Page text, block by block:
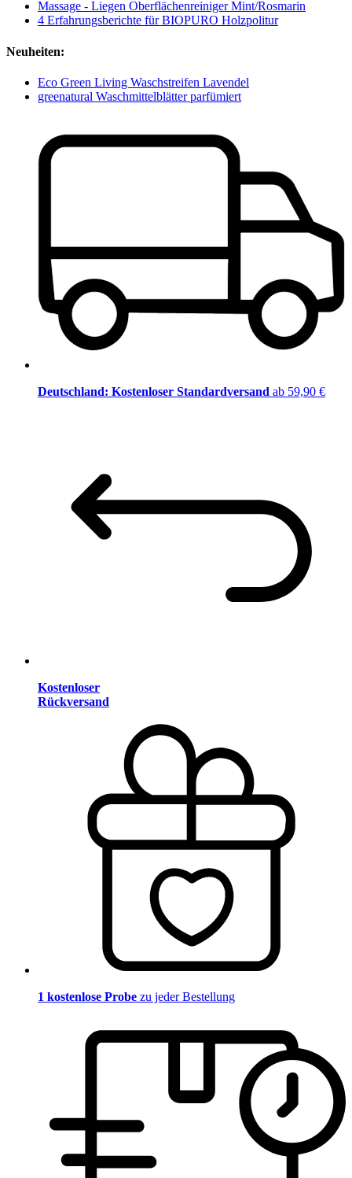
Massage - Liegen Oberflächenreiniger Mint/Rosmarin
4 Erfahrungsberichte für BIOPURO Holzpolitur
Neuheiten:
Eco Green Living Waschstreifen Lavendel
greenatural Waschmittelblätter parfümiert
Deutschland: Kostenloser Standardversand ab 59,90 €
Kostenloser
Rückversand
1 kostenlose Probe zu jeder Bestellung